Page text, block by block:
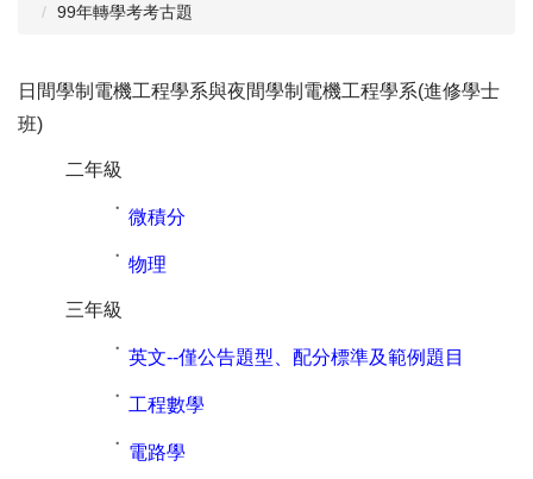
閱讀與推廣
99年轉學考考古題
日間學制電機工程學系與夜間學制電機工程學系(進修學士
班)
二年級
˙ 微積分
˙ 物理
三年級
˙ 英文--僅公告題型、配分標準及範例題目
˙ 工程數學
˙ 電路學